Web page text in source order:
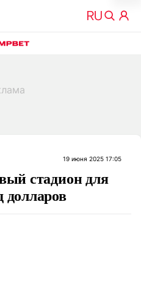
19 июня 2025 17:05
стадион для
долларов